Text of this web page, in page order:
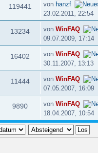
119441 von hanzf
23.02.2011, 22:54
13234 vonWinFAQ
09.07.2009, 17:14
16402 vonWinFAQ
30.11.2007, 13:13
11444 vonWinFAQ
07.05.2007, 16:09
9890 vonWinFAQ
18.04.2007, 10:54